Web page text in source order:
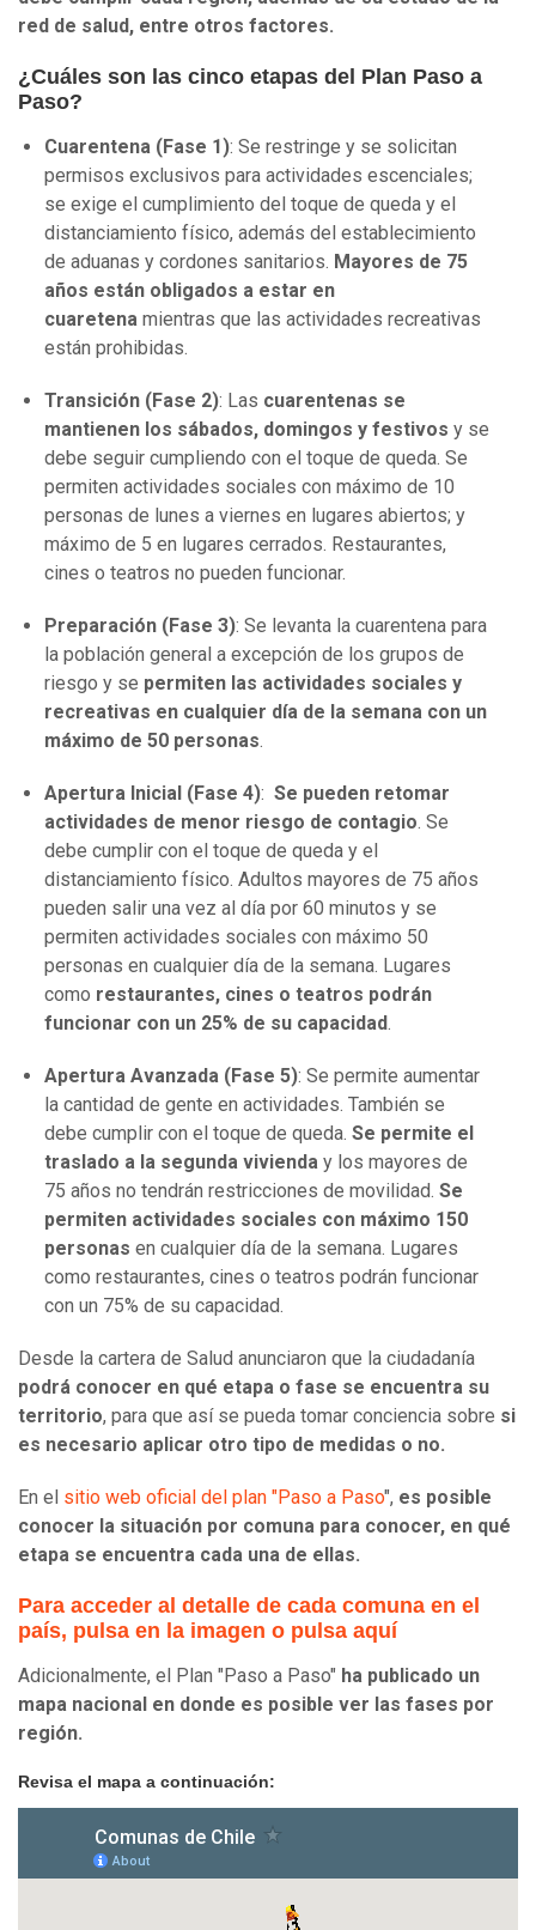
red de salud, entre otros factores.
¿Cuáles son las cinco etapas del Plan Paso a
Paso?
Cuarentena (Fase 1): Se restringe y se solicitan
permisos exclusivos para actividades escenciales;
se exige el cumplimiento del toque de queda y el
distanciamiento físico, además del establecimiento
de aduanas y cordones sanitarios. Mayores de 75
años están obligados a estar en
cuaretena mientras que las actividades recreativas
están prohibidas.
Transición (Fase 2): Las cuarentenas se
mantienen los sábados, domingos y festivos y se
debe seguir cumpliendo con el toque de queda. Se
permiten actividades sociales con máximo de 10
personas de lunes a viernes en lugares abiertos; y
máximo de 5 en lugares cerrados. Restaurantes,
cines o teatros no pueden funcionar.
Preparación (Fase 3): Se levanta la cuarentena para
la población general a excepción de los grupos de
riesgo y se permiten las actividades sociales y
recreativas en cualquier día de la semana con un
máximo de 50 personas.
Apertura Inicial (Fase 4): Se pueden retomar
actividades de menor riesgo de contagio. Se
debe cumplir con el toque de queda y el
distanciamiento físico. Adultos mayores de 75 años
pueden salir una vez al día por 60 minutos y se
permiten actividades sociales con máximo 50
personas en cualquier día de la semana. Lugares
como restaurantes, cines o teatros podrán
funcionar con un 25% de su capacidad.
Apertura Avanzada (Fase 5): Se permite aumentar
la cantidad de gente en actividades. También se
debe cumplir con el toque de queda. Se permite el
traslado a la segunda vivienda y los mayores de
75 años no tendrán restricciones de movilidad. Se
permiten actividades sociales con máximo 150
personas en cualquier día de la semana. Lugares
como restaurantes, cines o teatros podrán funcionar
con un 75% de su capacidad.
Desde la cartera de Salud anunciaron que la ciudadanía
podrá conocer en qué etapa o fase se encuentra su
territorio, para que así se pueda tomar conciencia sobre si
es necesario aplicar otro tipo de medidas o no.
En el sitio web oficial del plan "Paso a Paso", es posible
conocer la situación por comuna para conocer, en qué
etapa se encuentra cada una de ellas.
Para acceder al detalle de cada comuna en el
país, pulsa en la imagen o pulsa aquí
Adicionalmente, el Plan "Paso a Paso" ha publicado un
mapa nacional en donde es posible ver las fases por
región.
Revisa el mapa a continuación: